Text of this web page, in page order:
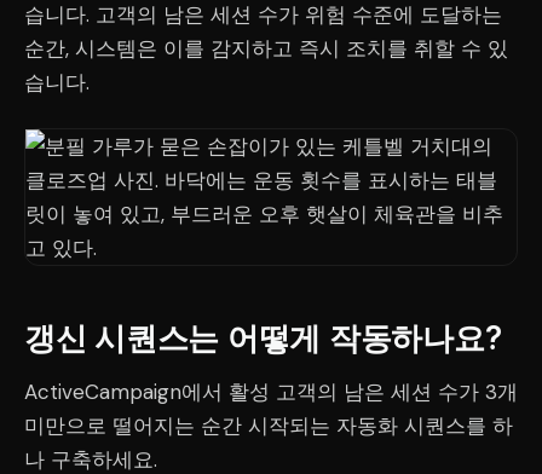
습니다. 고객의 남은 세션 수가 위험 수준에 도달하는
순간, 시스템은 이를 감지하고 즉시 조치를 취할 수 있
습니다.
갱신 시퀀스는 어떻게 작동하나요?
ActiveCampaign에서 활성 고객의 남은 세션 수가 3개
미만으로 떨어지는 순간 시작되는 자동화 시퀀스를 하
나 구축하세요.